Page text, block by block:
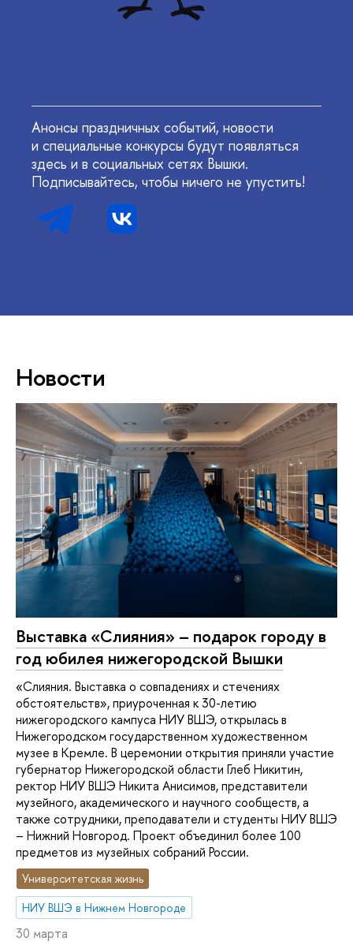
Анонсы праздничных событий, новости
и специальные конкурсы будут появляться
здесь и в социальных сетях Вышки.
Подписывайтесь, чтобы ничего не упустить!
Новости
Выставка «Слияния» – подарок городу в
год юбилея нижегородской Вышки
«Слияния. Выставка о совпадениях и стечениях
обстоятельств», приуроченная к 30-летию
нижегородского кампуса НИУ ВШЭ, открылась в
Нижегородском государственном художественном
музее в Кремле. В церемонии открытия приняли участие
губернатор Нижегородской области Глеб Никитин,
ректор НИУ ВШЭ Никита Анисимов, представители
музейного, академического и научного сообществ, а
также сотрудники, преподаватели и студенты НИУ ВШЭ
– Нижний Новгород. Проект объединил более 100
предметов из музейных собраний России.
Университетская жизнь
НИУ ВШЭ в Нижнем Новгороде
30 марта